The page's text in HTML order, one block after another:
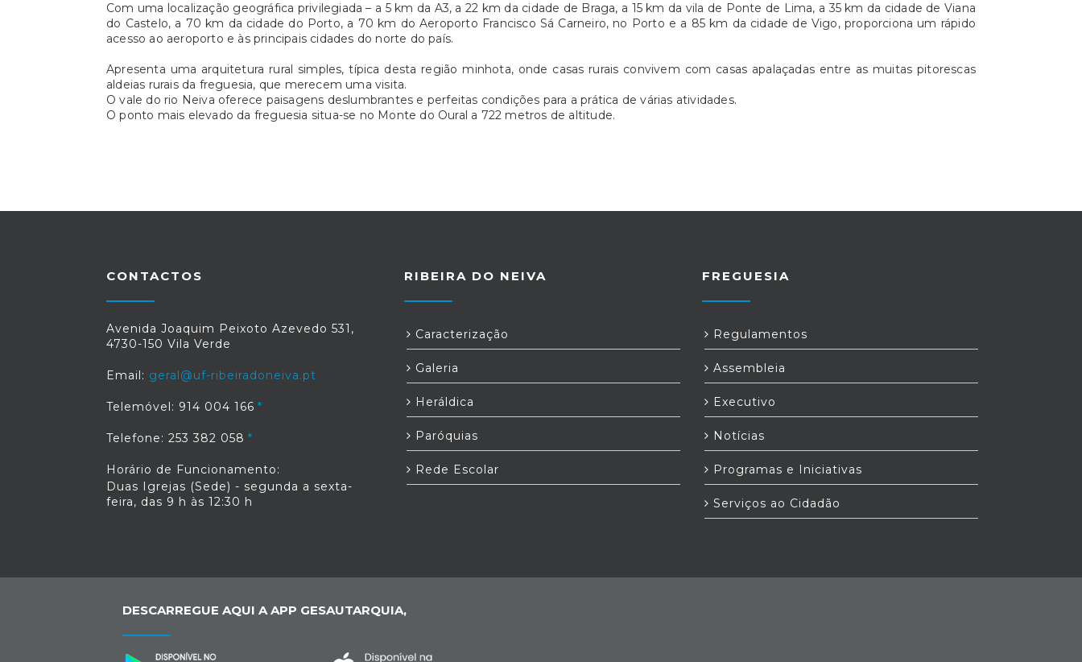
Com uma localização geográfica privilegiada – a 5 km da A3, a 22 km da cidade de Braga, a 15 km da vila de Ponte de Lima, a 35 km da cidade de Viana
do Castelo, a 70 km da cidade do Porto, a 70 km do Aeroporto Francisco Sá Carneiro, no Porto e a 85 km da cidade de Vigo, proporciona um rápido
acesso ao aeroporto e às principais cidades do norte do país.
Apresenta uma arquitetura rural simples, típica desta região minhota, onde casas rurais convivem com casas apalaçadas entre as muitas pitorescas
aldeias rurais da freguesia, que merecem uma visita.
O vale do rio Neiva oferece paisagens deslumbrantes e perfeitas condições para a prática de várias atividades.
O ponto mais elevado da freguesia situa-se no Monte do Oural a 722 metros de altitude.
CONTACTOS
Avenida Joaquim Peixoto Azevedo 531,
4730-150 Vila Verde
Email: geral@uf-ribeiradoneiva.pt
Telemóvel: 914 004 166
Telefone: 253 382 058
Horário de Funcionamento:
Duas Igrejas (Sede) - segunda a sexta-
feira, das 9 h às 12:30 h
RIBEIRA DO NEIVA
Caracterização
Galeria
Heráldica
Paróquias
Rede Escolar
FREGUESIA
Regulamentos
Assembleia
Executivo
Notícias
Programas e Iniciativas
Serviços ao Cidadão
DESCARREGUE AQUI A APP GESAUTARQUIA,